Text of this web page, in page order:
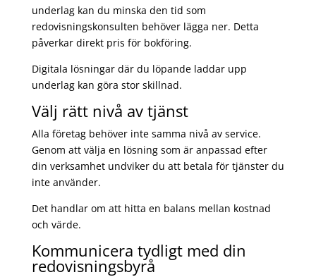
underlag kan du minska den tid som
redovisningskonsulten behöver lägga ner. Detta
påverkar direkt pris för bokföring.
Digitala lösningar där du löpande laddar upp
underlag kan göra stor skillnad.
Välj rätt nivå av tjänst
Alla företag behöver inte samma nivå av service.
Genom att välja en lösning som är anpassad efter
din verksamhet undviker du att betala för tjänster du
inte använder.
Det handlar om att hitta en balans mellan kostnad
och värde.
Kommunicera tydligt med din
redovisningsbyrå